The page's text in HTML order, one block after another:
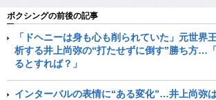
ボクシングの前後の記事
「ドヘニーは身も心も削られていた」元世界
析する井上尚弥の“打たせずに倒す”勝ち方…
るとすれば？」
インターバルの表情に“ある変化”…井上尚弥